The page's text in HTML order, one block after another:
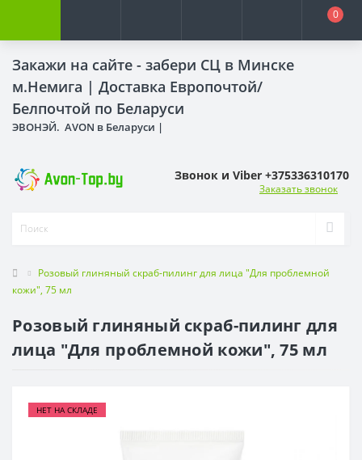
Закажи на сайте - забери СЦ в Минске
м.Немига | Доставка Европочтой/
Белпочтой по Беларуси
ЭВОНЭЙ. AVON в Беларуси |
0
Звонок и Viber +375336310170
Заказать звонок
Розовый глиняный скраб-пилинг для лица "Для проблемной
кожи", 75 мл
Розовый глиняный скраб-пилинг для
лица "Для проблемной кожи", 75 мл
НЕТ НА СКЛАДЕ